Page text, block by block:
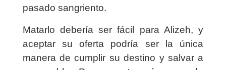
pasado sangriento.
Matarlo debería ser fácil para Alizeh, y
aceptar su oferta podría ser la única
manera de cumplir su destino y salvar a